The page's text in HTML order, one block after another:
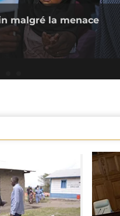
malgré la menace